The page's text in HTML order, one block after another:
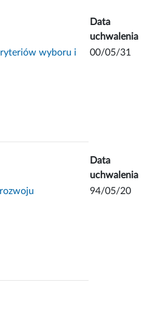
Data
uchwalenia
wyboru i
00/05/31
Data
uchwalenia
94/05/20